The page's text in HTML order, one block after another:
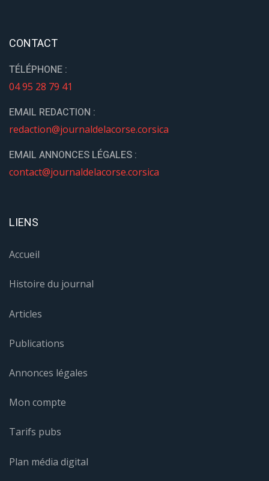
CONTACT
TÉLÉPHONE :
04 95 28 79 41
EMAIL REDACTION :
redaction@journaldelacorse.corsica
EMAIL ANNONCES LÉGALES :
contact@journaldelacorse.corsica
LIENS
Accueil
Histoire du journal
Articles
Publications
Annonces légales
Mon compte
Tarifs pubs
Plan média digital